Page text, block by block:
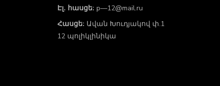
Էլ. հասցե: p—12@mail.ru
Հասցե: Ավան Խուդյակով փ.1
12 պոլիկլինիկա